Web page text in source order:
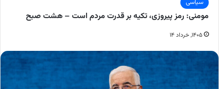
سیاسی
مومنی: رمز پیروزی، تکیه بر قدرت مردم است – هشت صبح
۱۴۰۵, خرداد ۱۴